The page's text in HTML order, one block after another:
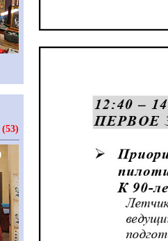
(53)